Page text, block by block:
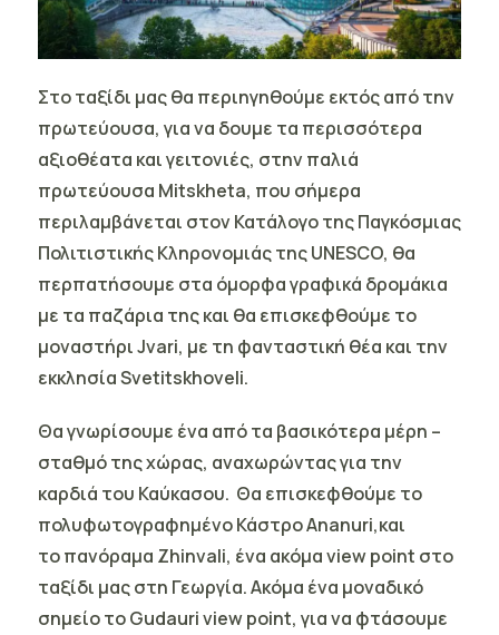
Στο ταξίδι μας θα περιηγηθούμε εκτός από την
πρωτεύουσα, για να δουμε τα περισσότερα
αξιοθέατα και γειτονιές, στην παλιά
πρωτεύουσα Mitskheta, που σήμερα
περιλαμβάνεται στον Κατάλογο της Παγκόσμιας
Πολιτιστικής Κληρονομιάς της UNESCO, θα
περπατήσουμε στα όμορφα γραφικά δρομάκια
με τα παζάρια της και θα επισκεφθούμε το
μοναστήριJvari, με τη φανταστική θέα και την
εκκλησία Svetitskhoveli.
Θα γνωρίσουμε ένα από τα βασικότερα μέρη –
σταθμό της χώρας, αναχωρώντας για την
καρδιά του Καύκασου. Θα επισκεφθούμε το
πολυφωτογραφημένο ΚάστροAnanuri,και
το πανόραμα Zhinvali, ένα ακόμα view point στο
ταξίδι μας στη Γεωργία. Ακόμα ένα μοναδικό
σημείο το Gudauri view point, για να φτάσουμε